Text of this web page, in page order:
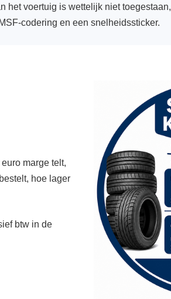
voertuig is wettelijk niet
codering en een snelheidssticker.
marge telt,
hoe lager
btw in de